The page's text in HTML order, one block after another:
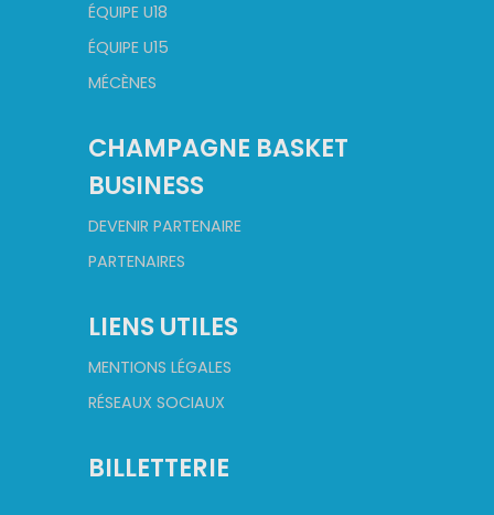
ÉQUIPE U18
ÉQUIPE U15
MÉCÈNES
CHAMPAGNE BASKET
BUSINESS
DEVENIR PARTENAIRE
PARTENAIRES
LIENS UTILES
MENTIONS LÉGALES
RÉSEAUX SOCIAUX
BILLETTERIE